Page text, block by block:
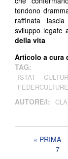
tendono
raffinata
sviluppo legate
della vita
Articolo a cura
TAG:
ISTAT
FEDERCULTURE
AUTORE/I:
Pagine« PRIMA
7